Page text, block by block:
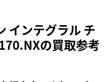
インテグラル チ
の買取参考